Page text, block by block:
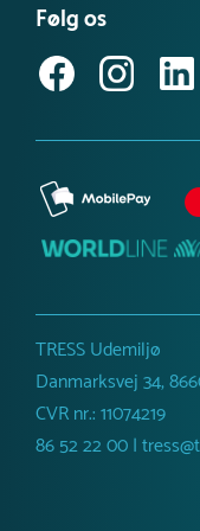
Få vores
Købsvilkår (erhverv)
Følg os
TRESS Udemiljø
Danmarksvej 34,
CVR nr.: 11074219
86 52 22 00 |